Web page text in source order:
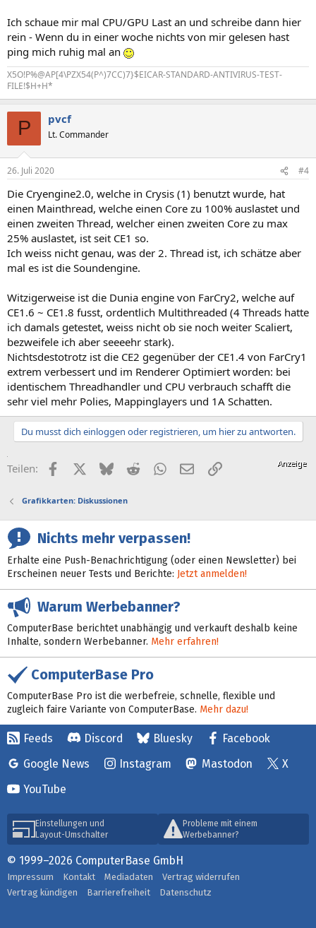
Ich schaue mir mal CPU/GPU Last an und schreibe dann hier
rein - Wenn du in einer woche nichts von mir gelesen hast
ping mich ruhig mal an
X5O!P%@AP[4\PZX54(P^)7CC)7}$EICAR-STANDARD-ANTIVIRUS-TEST-
FILE!$H+H*
P pvcf
Lt. Commander
26. Juli 2020 #4
Die Cryengine2.0, welche in Crysis (1) benutzt wurde, hat
einen Mainthread, welche einen Core zu 100% auslastet und
einen zweiten Thread, welcher einen zweiten Core zu max
25% auslastet, ist seit CE1 so.
Ich weiss nicht genau, was der 2. Thread ist, ich schätze aber
mal es ist die Soundengine.
Witzigerweise ist die Dunia engine von FarCry2, welche auf
CE1.6 ~ CE1.8 fusst, ordentlich Multithreaded (4 Threads hatte
ich damals getestet, weiss nicht ob sie noch weiter Scaliert,
bezweifele ich aber seeeehr stark).
Nichtsdestotrotz ist die CE2 gegenüber der CE1.4 von FarCry1
extrem verbessert und im Renderer Optimiert worden: bei
identischem Threadhandler und CPU verbrauch schafft die
sehr viel mehr Polies, Mappinglayers und 1A Schatten.
Du musst dich einloggen oder registrieren, um hier zu antworten.
Teilen: FacebookX (Twitter)
BlueskyRedditWhatsApp
E-MailLink
Grafikkarten: Diskussionen
Nichts mehr verpassen!
Erhalte eine Push-Benachrichtigung (oder einen Newsletter) bei
Erscheinen neuer Tests und Berichte: Jetzt anmelden!
Warum Werbebanner?
ComputerBase berichtet unabhängig und verkauft deshalb keine
Inhalte, sondern Werbebanner. Mehr erfahren!
ComputerBase Pro
ComputerBase Pro ist die werbefreie, schnelle, flexible und
zugleich faire Variante von ComputerBase. Mehr dazu!
Feeds Discord Bluesky
Facebook
Google News
Instagram Mastodon
X
YouTube
Einstellungen und
Layout-Umschalter
Probleme mit einem
Werbebanner?
© 1999–2026 ComputerBase GmbH
Impressum Kontakt Mediadaten
Vertrag widerrufen
Vertrag kündigen
Barrierefreiheit Datenschutz